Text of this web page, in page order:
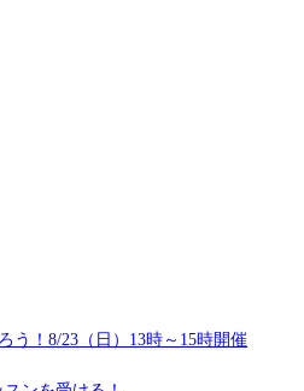
う！8/23（日）13時～15時開催